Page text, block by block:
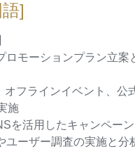
]
ロモーションプラン立
オフラインイベント、公
施
を活用したキャンペー
ユーザー調査の実施と分